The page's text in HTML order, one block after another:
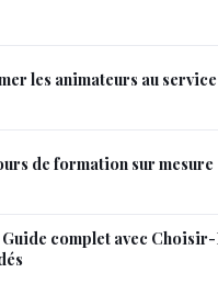
les animateurs au
de formation sur mesure
complet avec